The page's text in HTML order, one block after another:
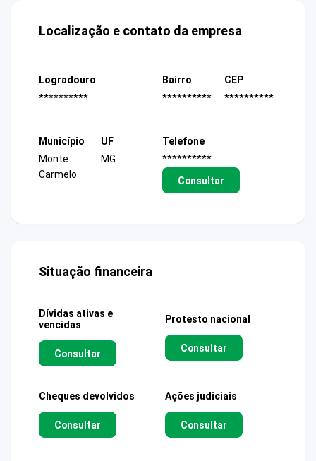
Localização e contato da empresa
Logradouro
**********
Bairro
**********
CEP
**********
Município
Monte
Carmelo
UF
MG
Telefone
**********
Consultar
Situação financeira
Dívidas ativas e
vencidas
Consultar
Protesto nacional
Consultar
Cheques devolvidos
Consultar
Ações judiciais
Consultar